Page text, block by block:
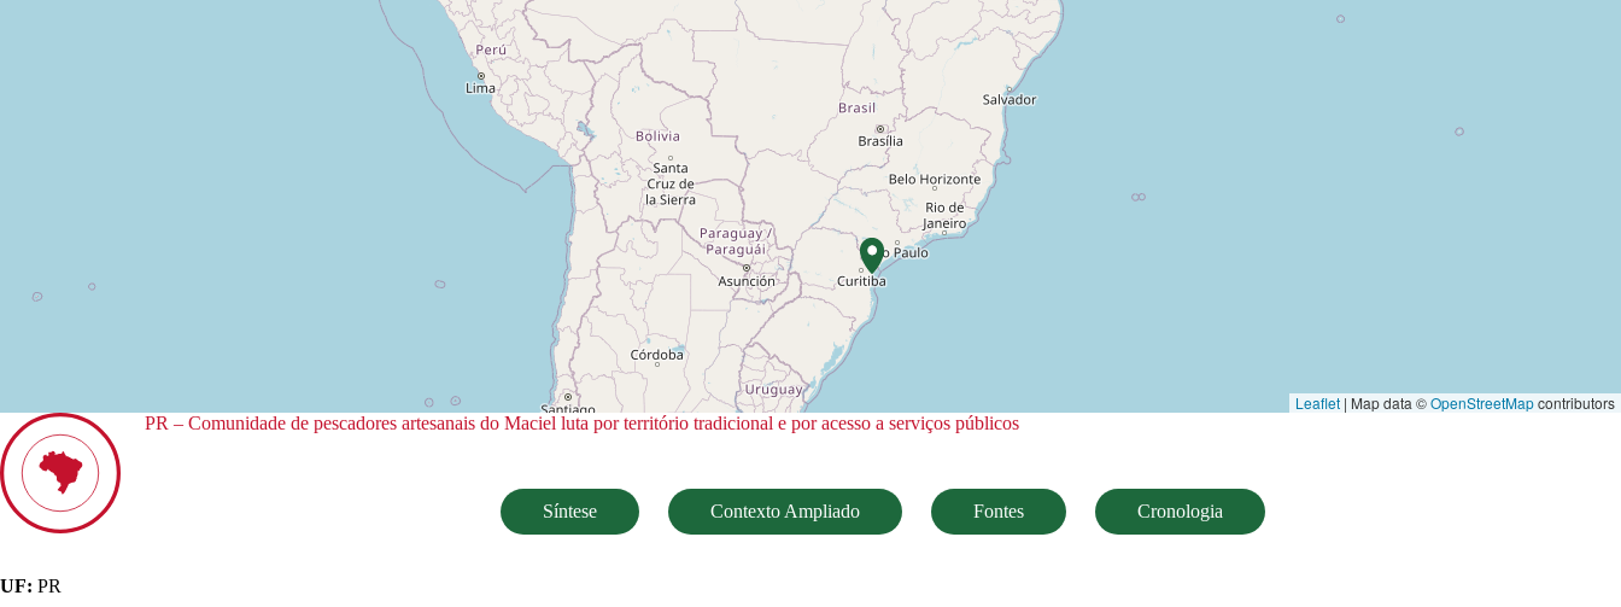
Leaflet | Map data ©OpenStreetMapcontributors
PR – Comunidade de pescadores artesanais do Maciel luta por território tradicional e por acesso a serviços públicos
Síntese Contexto Ampliado Fontes Cronologia
UF: PR